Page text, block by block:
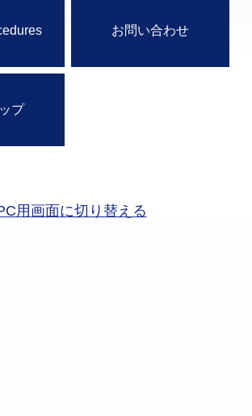
お問い合わせ
プ
用画面に切り替える